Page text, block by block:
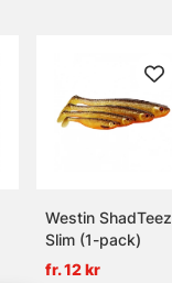
Westin ShadTeez
Slim (1-pack)
fr. 12 kr